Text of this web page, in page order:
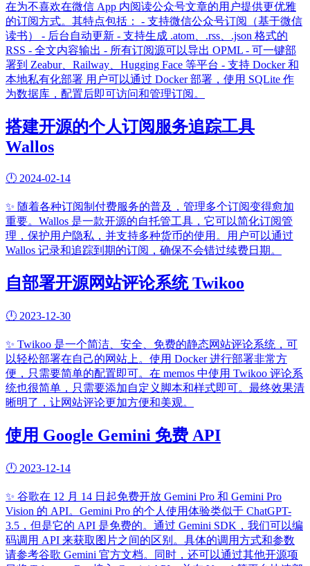
在为不喜欢在微信 App 内阅读公众号文章的用户提供更优雅
的订阅方式。其特点包括： - 支持微信公众号订阅（基于微信
读书） - 后台自动更新 - 支持生成 .atom、.rss、.json 格式的
RSS - 全文内容输出 - 所有订阅源可以导出 OPML - 可一键部
署到 Zeabur、Railway、Hugging Face 等平台 - 支持 Docker 和
本地私有化部署 用户可以通过 Docker 部署，使用 SQLite 作
为数据库，配置后即可访问和管理订阅。
搭建开源的个人订阅服务追踪工具
Wallos
🕛 2024-02-14
✨ 随着各种订阅制付费服务的普及，管理多个订阅变得愈加
重要。Wallos 是一款开源的自托管工具，它可以简化订阅管
理，保护用户隐私，并支持多种货币的使用。用户可以通过
Wallos 记录和追踪到期的订阅，确保不会错过续费日期。
自部署开源网站评论系统 Twikoo
🕛 2023-12-30
✨ Twikoo 是一个简洁、安全、免费的静态网站评论系统，可
以轻松部署在自己的网站上。使用 Docker 进行部署非常方
便，只需要简单的配置即可。在 memos 中使用 Twikoo 评论系
统也很简单，只需要添加自定义脚本和样式即可。最终效果清
晰明了，让网站评论更加方便和美观。
使用 Google Gemini 免费 API
🕛 2023-12-14
✨ 谷歌在 12 月 14 日起免费开放 Gemini Pro 和 Gemini Pro
Vision 的 API。Gemini Pro 的个人使用体验类似于 ChatGPT-
3.5，但是它的 API 是免费的。通过 Gemini SDK，我们可以编
码调用 API 来获取图片之间的区别。具体的调用方式和参数
请参考谷歌 Gemini 官方文档。同时，还可以通过其他开源项